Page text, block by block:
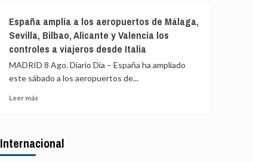
día
de
restablecimiento
de
fronteras
con
agradece
a
la
su
labor
de
Huelva
España amplía a los aeropuertos de Málaga,
Sevilla, Bilbao, Alicante y Valencia los
controles a viajeros desde Italia
MADRID 8 Ago. Diario Dia – España ha ampliado
este sábado a los aeropuertos de...
Leer másLeer
amplía
Internacional